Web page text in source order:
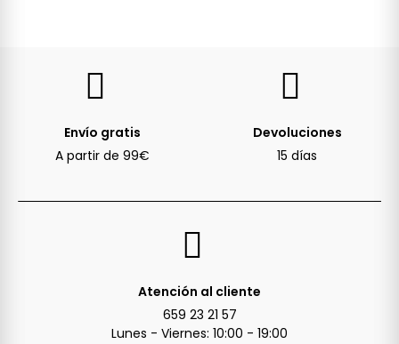
Envío gratis
A partir de 99€
Devoluciones
15 días
Atención al cliente
659 23 21 57
Lunes - Viernes: 10:00 - 19:00